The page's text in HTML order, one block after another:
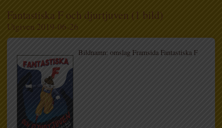
Fantastiska F och djurtjuven (1 bild)
Utgiven 2019-06-26
Bildnamn: omslag Framsida Fantastiska F